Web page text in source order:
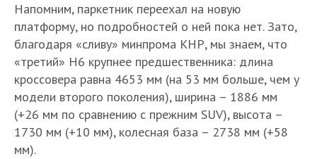
Напомним, паркетник переехал на новую
платформу, но подробностей о ней пока нет. Зато,
благодаря «сливу» минпрома КНР, мы знаем, что
«третий» H6 крупнее предшественника: длина
кроссовера равна 4653 мм (на 53 мм больше, чем у
модели второго поколения), ширина – 1886 мм
(+26 мм по сравнению с прежним SUV), высота –
1730 мм (+10 мм), колесная база – 2738 мм (+58
мм).